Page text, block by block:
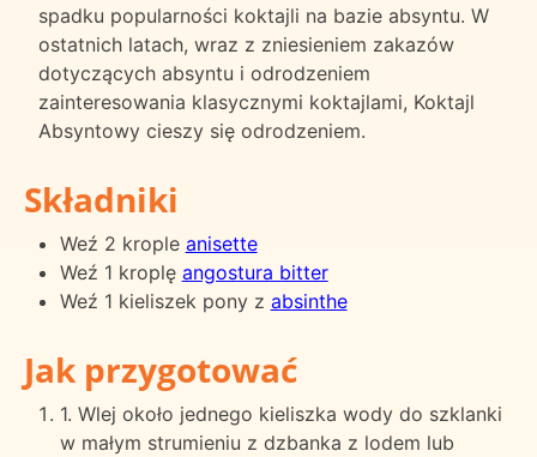
spadku popularności koktajli na bazie absyntu. W
ostatnich latach, wraz z zniesieniem zakazów
dotyczących absyntu i odrodzeniem
zainteresowania klasycznymi koktajlami, Koktajl
Absyntowy cieszy się odrodzeniem.
Składniki
Weź 2 krople anisette
Weź 1 kroplę angostura bitter
Weź 1 kieliszek pony z absinthe
Jak przygotować
1. Wlej około jednego kieliszka wody do szklanki
w małym strumieniu z dzbanka z lodem lub